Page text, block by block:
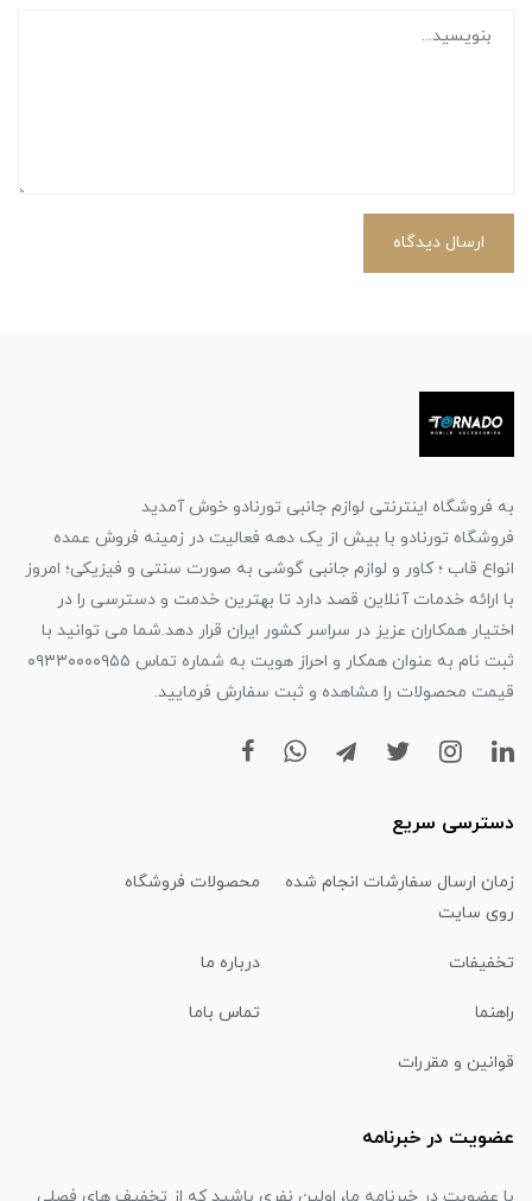
ارسال دیدگاه
به فروشگاه اینترنتی لوازم جانبی تورنادو خوش آمدید
فروشگاه تورنادو با بیش از یک دهه فعالیت در زمینه فروش عمده
انواع قاب ؛ کاور و لوازم جانبی گوشی به صورت سنتی و فیزیکی؛ امروز
با ارائه خدمات آنلاین قصد دارد تا بهترین خدمت و دسترسی را در
اختیار همکاران عزیز در سراسر کشور ایران قرار دهد.شما می توانید با
ثبت نام به عنوان همکار و احراز هویت به شماره تماس ۰۹۳۳۰۰۰۰۹۵۵
قیمت محصولات را مشاهده و ثبت سفارش فرمایید.
دسترسی سریع
زمان ارسال سفارشات انجام شده
روی سایت
محصولات فروشگاه
تخفیفات درباره ما
راهنما تماس باما
قوانین و مقررات
عضویت در خبرنامه